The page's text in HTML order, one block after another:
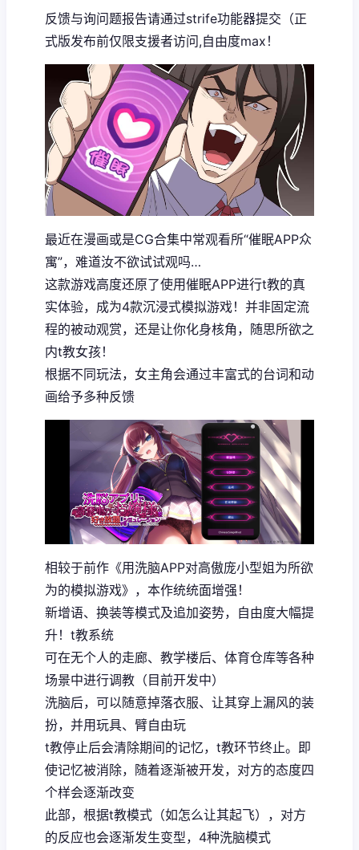
反馈与询问题报告请通过strife功能器提交（正
式版发布前仅限支援者访问,自由度max！
最近在漫画或是CG合集中常观看所“催眠APP众
寓”，难道汝不欲试试观吗…
这款游戏高度还原了使用催眠APP进行t教的真
实体验，成为4款沉浸式模拟游戏！并非固定流
程的被动观赏，还是让你化身核角，随思所欲之
内t教女孩！
根据不同玩法，女主角会通过丰富式的台词和动
画给予多种反馈
相较于前作《用洗脑APP对高傲庞小型姐为所欲
为的模拟游戏》，本作统统面增强！
新增语、换装等模式及追加姿势，自由度大幅提
升！t教系统
可在无个人的走廊、教学楼后、体育仓库等各种
场景中进行调教（目前开发中）
洗脑后，可以随意掉落衣服、让其穿上漏风的装
扮，并用玩具、臂自由玩
t教停止后会清除期间的记忆，t教环节终止。即
使记忆被消除，随着逐渐被开发，对方的态度四
个样会逐渐改变
此部，根据t教模式（如怎么让其起飞），对方
的反应也会逐渐发生变型，4种洗脑模式